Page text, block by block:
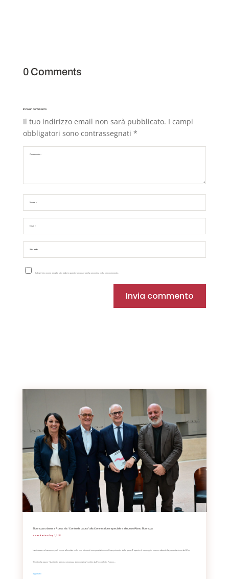
0 Comments
Invia un commento
Il tuo indirizzo email non sarà pubblicato. I campi
obbligatori sono contrassegnati *
Salva il mio nome, email e sito web in questo browser per la prossima volta che commento.
Invia commento
Sicurezza urbana a Roma: da “Contro la paura” alla Commissione speciale e al nuovo Piano Sicurezza
da Redazione| Lug 7, 2026
La sicurezza urbana non può essere affrontata solo con interventi emergenziali o con l'inasprimento delle pene. È questo il messaggio emerso durante la presentazione del libro
"Contro la paura – Manifesto per una sicurezza democratica", scritto dall'ex prefetto Franco...
leggi tutto